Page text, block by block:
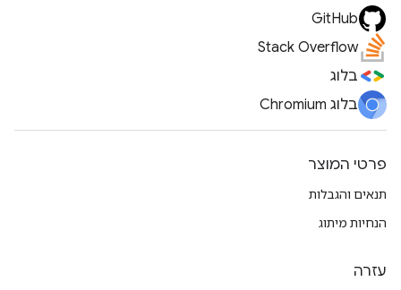
GitHub
Stack Overflow
בלוג
בלוג Chromium
פרטי המוצר
תנאים והגבלות
הנחיות מיתוג
עזרה